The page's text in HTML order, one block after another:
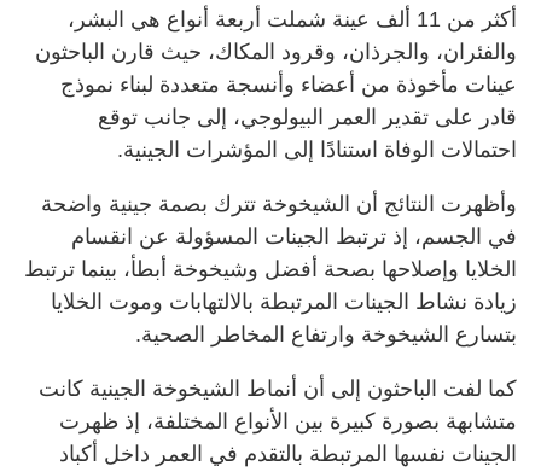
أكثر من 11 ألف عينة شملت أربعة أنواع هي البشر،
والفئران، والجرذان، وقرود المكاك، حيث قارن الباحثون
عينات مأخوذة من أعضاء وأنسجة متعددة لبناء نموذج
قادر على تقدير العمر البيولوجي، إلى جانب توقع
احتمالات الوفاة استنادًا إلى المؤشرات الجينية.
وأظهرت النتائج أن الشيخوخة تترك بصمة جينية واضحة
في الجسم، إذ ترتبط الجينات المسؤولة عن انقسام
الخلايا وإصلاحها بصحة أفضل وشيخوخة أبطأ، بينما ترتبط
زيادة نشاط الجينات المرتبطة بالالتهابات وموت الخلايا
بتسارع الشيخوخة وارتفاع المخاطر الصحية.
كما لفت الباحثون إلى أن أنماط الشيخوخة الجينية كانت
متشابهة بصورة كبيرة بين الأنواع المختلفة، إذ ظهرت
الجينات نفسها المرتبطة بالتقدم في العمر داخل أكباد